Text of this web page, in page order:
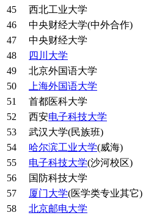
45
西北工业大学
46
中央财经大学(中外合作)
47
中央财经大学
48
四川大学
49
北京外国语大学
50
上海外国语大学
51
首都医科大学
52
西安电子科技大学
53
武汉大学(民族班)
54
哈尔滨工业大学(威海)
55
电子科技大学(沙河校区)
56
国防科技大学
57
厦门大学(医学类专业其它)
58
北京邮电大学